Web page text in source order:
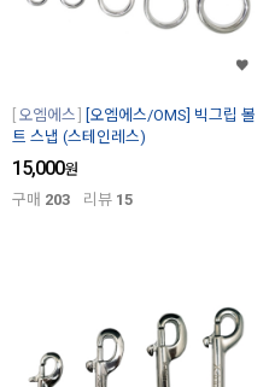
오엠에스
[오엠에스/OMS] 빅그립 볼
트 스냅 (스테인레스)
15,000원
구매 203 리뷰 15